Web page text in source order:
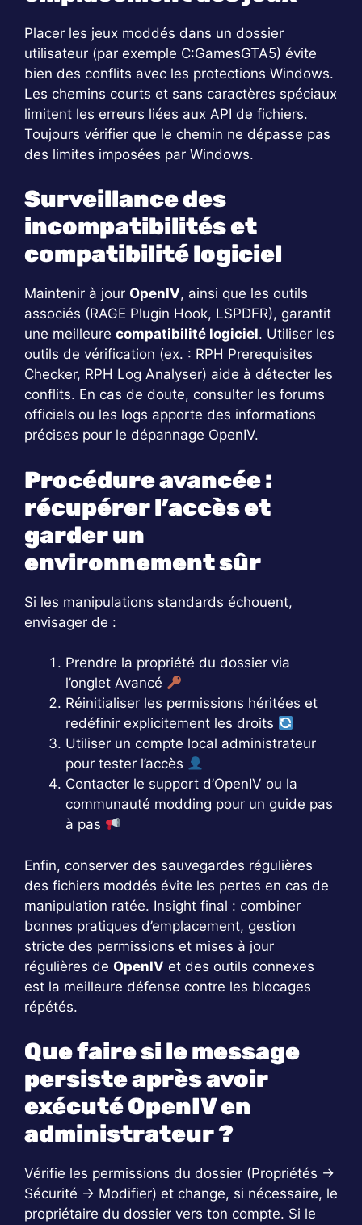
Placer les jeux moddés dans un dossier
utilisateur (par exemple C:GamesGTA5) évite
bien des conflits avec les protections Windows.
Les chemins courts et sans caractères spéciaux
limitent les erreurs liées aux API de fichiers.
Toujours vérifier que le chemin ne dépasse pas
des limites imposées par Windows.
Surveillance des
incompatibilités et
compatibilité logiciel
Maintenir à jour OpenIV, ainsi que les outils
associés (RAGE Plugin Hook, LSPDFR), garantit
une meilleure compatibilité logiciel. Utiliser les
outils de vérification (ex. : RPH Prerequisites
Checker, RPH Log Analyser) aide à détecter les
conflits. En cas de doute, consulter les forums
officiels ou les logs apporte des informations
précises pour le dépannage OpenIV.
Procédure avancée :
récupérer l’accès et
garder un
environnement sûr
Si les manipulations standards échouent,
envisager de :
Prendre la propriété du dossier via
l’onglet Avancé
Réinitialiser les permissions héritées et
redéfinir explicitement les droits
Utiliser un compte local administrateur
pour tester l’accès
Contacter le support d’OpenIV ou la
communauté modding pour un guide pas
à pas
Enfin, conserver des sauvegardes régulières
des fichiers moddés évite les pertes en cas de
manipulation ratée. Insight final : combiner
bonnes pratiques d’emplacement, gestion
stricte des permissions et mises à jour
régulières de OpenIV et des outils connexes
est la meilleure défense contre les blocages
répétés.
Que faire si le message
persiste après avoir
exécuté OpenIV en
administrateur ?
Vérifie les permissions du dossier (Propriétés →
Sécurité → Modifier) et change, si nécessaire, le
propriétaire du dossier vers ton compte. Si le